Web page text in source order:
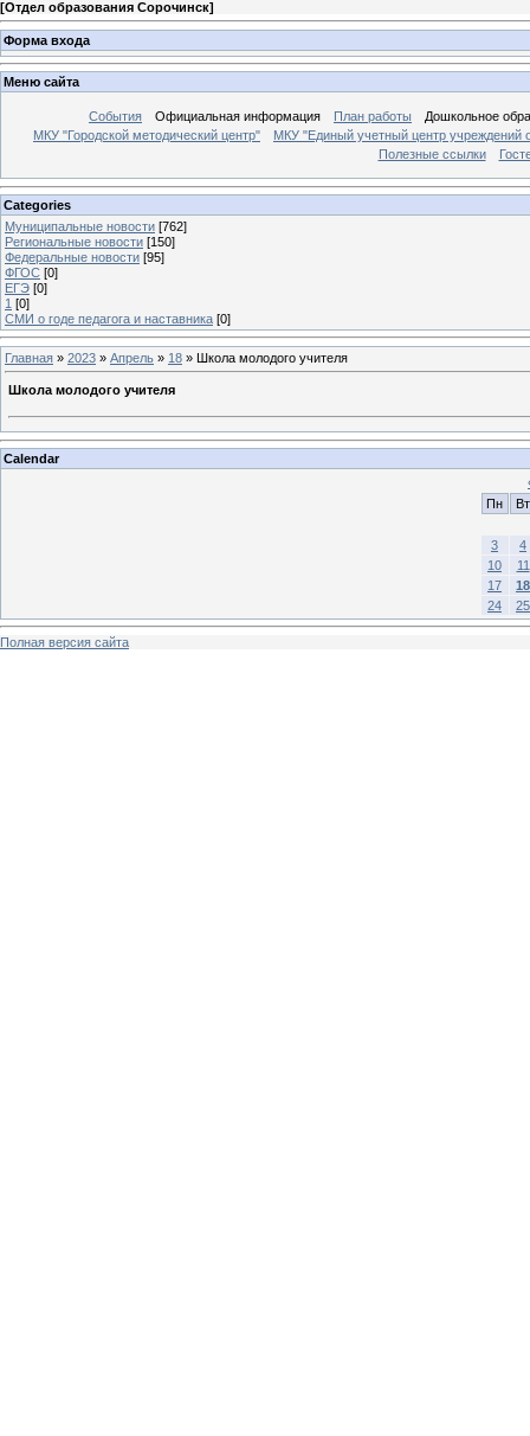
[Отдел образования Сорочинск]
Форма входа
Меню сайта
События Официальная информация План работы
Дошкольное
МКУ "Городской методический центр"
МКУ "Единый учетный центр учреждений
Полезные ссылки
Categories
Муниципальные новости [762]
Региональные новости [150]
Федеральные новости [95]
ФГОС [0]
ЕГЭ [0]
1 [0]
СМИ о годе педагога и наставника [0]
Главная » 2023 » Апрель » 18 » Школа молодого учителя
Школа молодого учителя
Calendar
Пн
Вт
3
4
10
11
17
18
24
25
Полная версия сайта